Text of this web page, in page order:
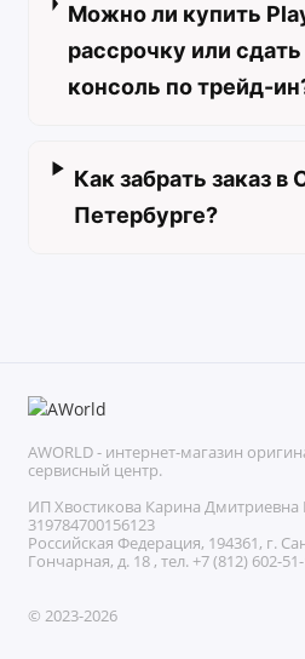
Можно ли купить
рассрочку или
консоль по трейд-
Как забрать заказ в
Петербурге?
AWORLD - интернет-магазин
сервисный центр.
ИП Хвостикова Карина
319784700156123
Российская Федерация, 194361, г.
Гончарная, д. 18 , тел. +7 (812) 602-
© 2023-2026